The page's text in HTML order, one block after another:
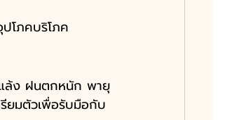
โภคบริโภค
แล้ง ฝนตกหนัก พายุ
รียมตัวเพื่อรับมือกับ